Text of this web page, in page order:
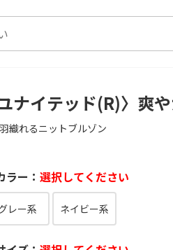
登録
ユナイテッド(R)〉爽
織れるニットブルゾン
ラー： 選択してください
レー系 ネイビー系